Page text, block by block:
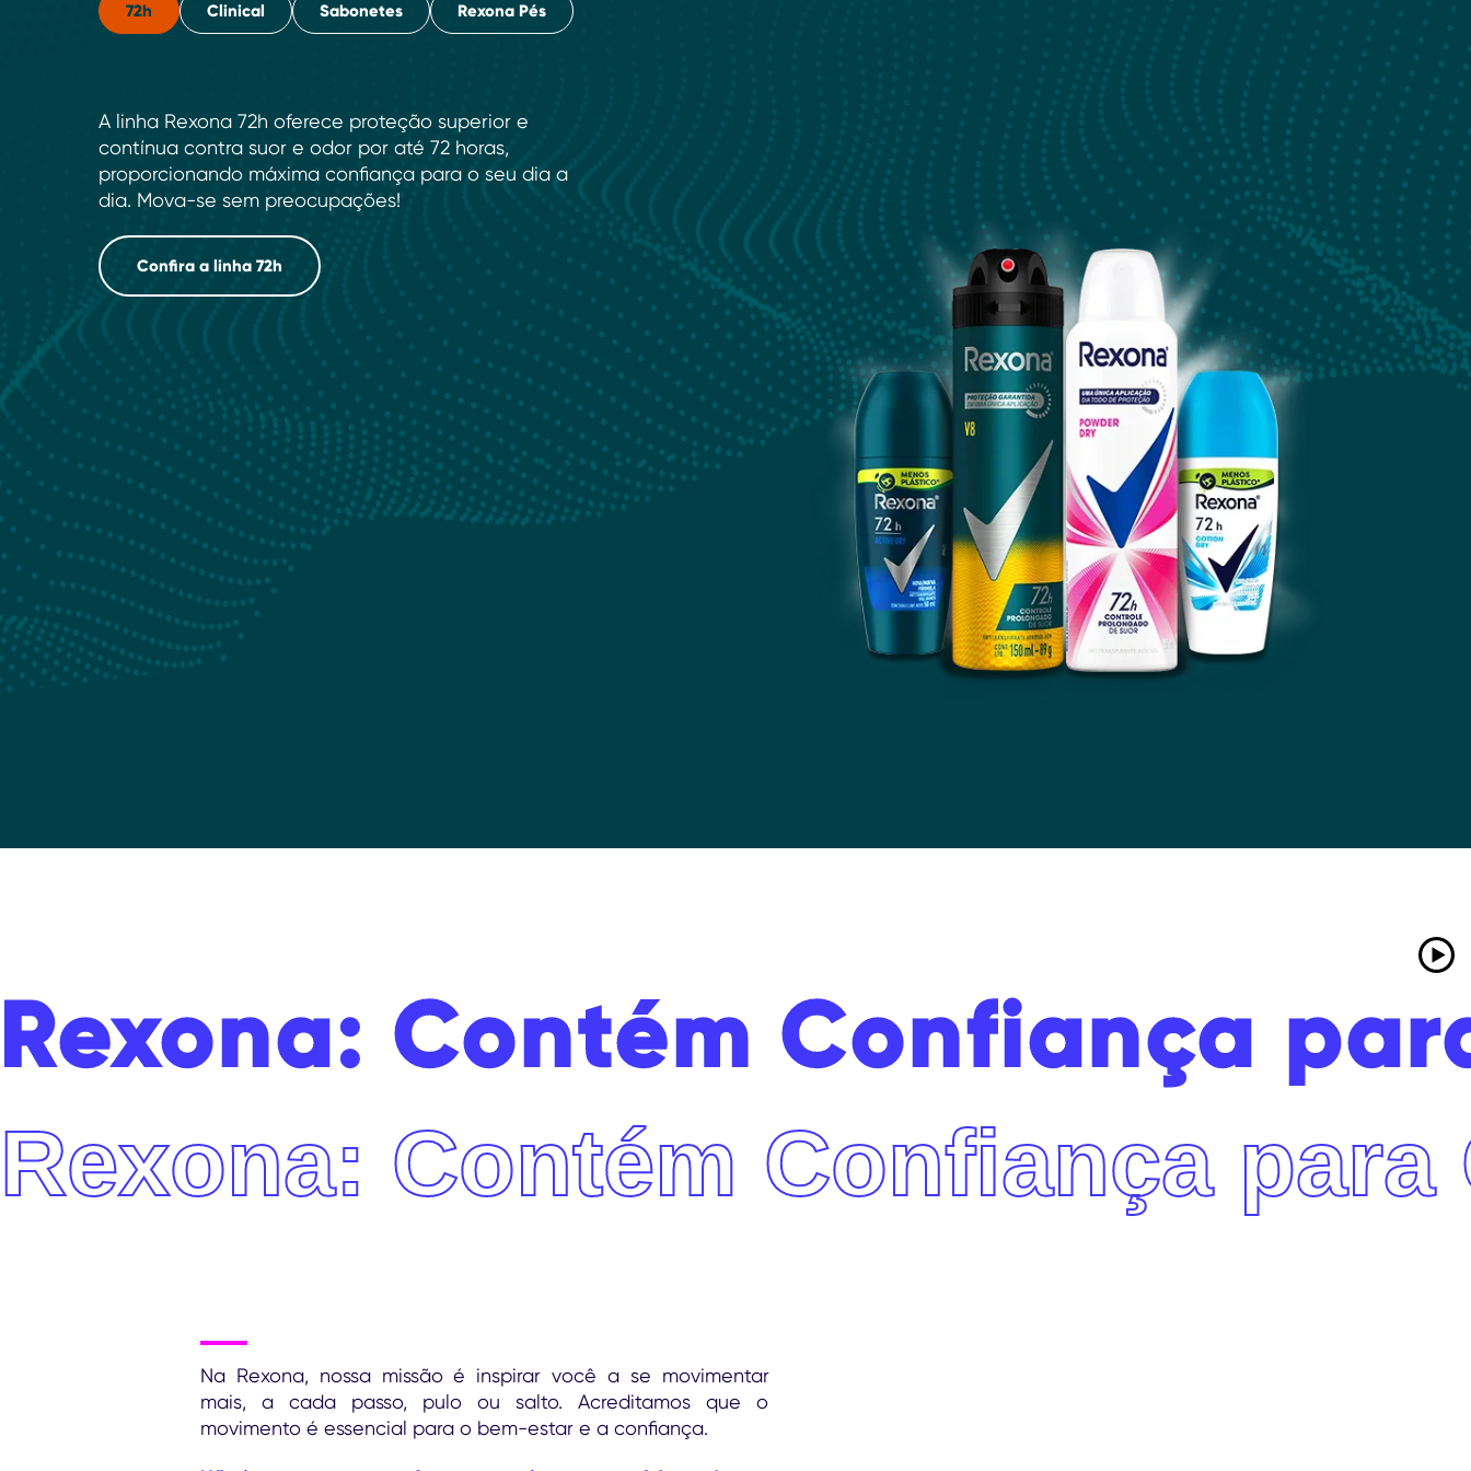
72h Clinical Sabonetes Rexona Pés
A linha Rexona 72h oferece proteção superior e
contínua contra suor e odor por até 72 horas,
proporcionando máxima confiança para o seu dia a
dia. Mova-se sem preocupações!
Confira a linha 72h
Rexona: Contém Confiança
Rexona: Contém Confiança
Na Rexona, nossa missão é inspirar você a se movimentar
mais, a cada passo, pulo ou salto. Acreditamos que o
movimento é essencial para o bem-estar e a confiança.